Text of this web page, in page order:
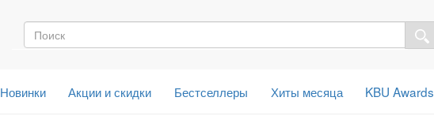
Новинки Акции и скидки Бестселлеры Хиты месяца KBU Awards